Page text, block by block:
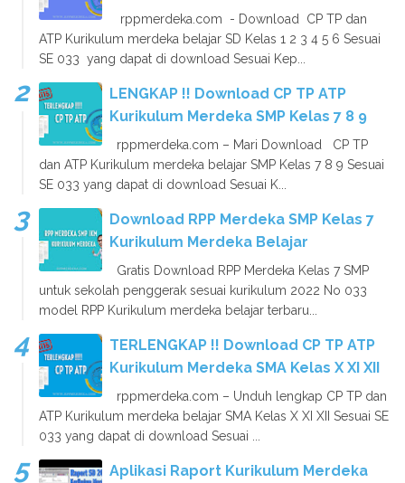
rppmerdeka.com - Download CP TP dan
ATP Kurikulum merdeka belajar SD Kelas 1 2 3 4 5 6 Sesuai
SE 033 yang dapat di download Sesuai Kep...
LENGKAP !! Download CP TP ATP
Kurikulum Merdeka SMP Kelas 7 8 9
rppmerdeka.com – Mari Download CP TP
dan ATP Kurikulum merdeka belajar SMP Kelas 7 8 9 Sesuai
SE 033 yang dapat di download Sesuai K...
Download RPP Merdeka SMP Kelas 7
Kurikulum Merdeka Belajar
Gratis Download RPP Merdeka Kelas 7 SMP
untuk sekolah penggerak sesuai kurikulum 2022 No 033
model RPP Kurikulum merdeka belajar terbaru...
TERLENGKAP !! Download CP TP ATP
Kurikulum Merdeka SMA Kelas X XI XII
rppmerdeka.com – Unduh lengkap CP TP dan
ATP Kurikulum merdeka belajar SMA Kelas X XI XII Sesuai SE
033 yang dapat di download Sesuai ...
Aplikasi Raport Kurikulum Merdeka